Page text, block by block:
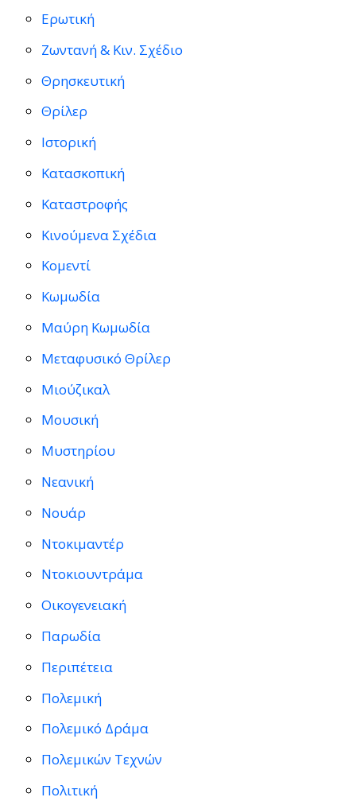
Ερωτική
Ζωντανή & Κιν. Σχέδιο
Θρησκευτική
Θρίλερ
Ιστορική
Κατασκοπική
Καταστροφής
Κινούμενα Σχέδια
Κομεντί
Κωμωδία
Μαύρη Κωμωδία
Μεταφυσικό Θρίλερ
Μιούζικαλ
Μουσική
Μυστηρίου
Νεανική
Νουάρ
Ντοκιμαντέρ
Ντοκιουντράμα
Οικογενειακή
Παρωδία
Περιπέτεια
Πολεμική
Πολεμικό Δράμα
Πολεμικών Τεχνών
Πολιτική